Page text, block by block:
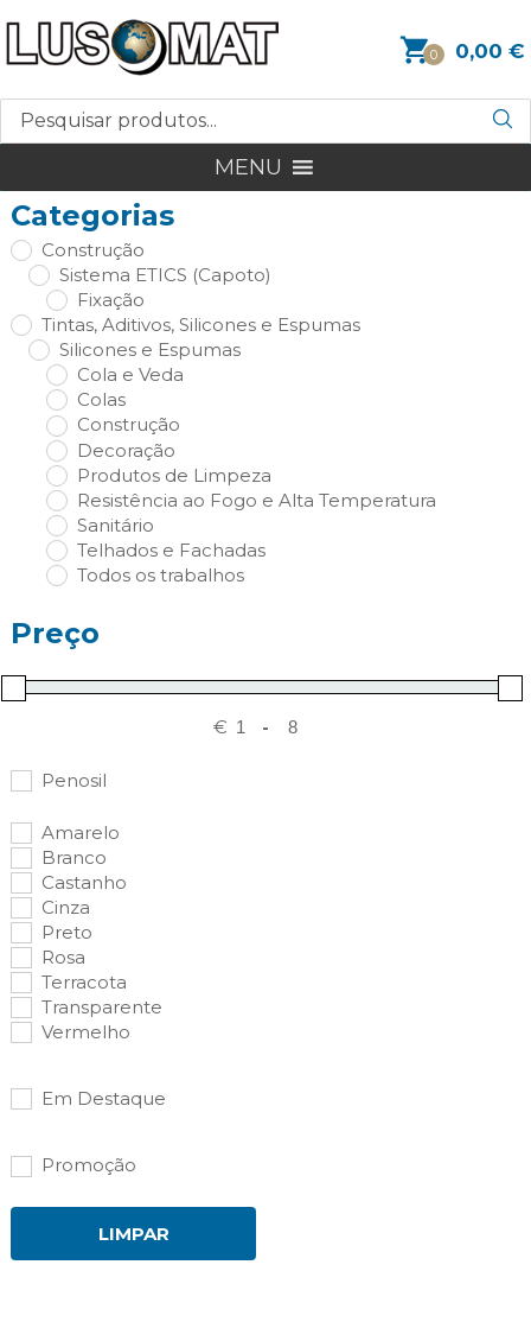
0 0,00 €
MENU
Categorias
Construção
Sistema ETICS (Capoto)
Fixação
Tintas, Aditivos, Silicones e Espumas
Silicones e Espumas
Cola e Veda
Colas
Construção
Decoração
Produtos de Limpeza
Resistência ao Fogo e Alta Temperatura
Sanitário
Telhados e Fachadas
Todos os trabalhos
Preço
€ -
Penosil
Amarelo
Branco
Castanho
Cinza
Preto
Rosa
Terracota
Transparente
Vermelho
Em Destaque
Promoção
LIMPAR